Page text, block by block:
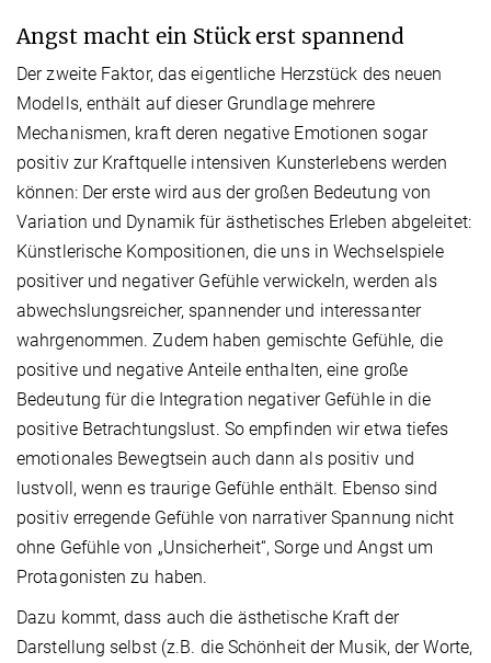
Angst macht ein Stück erst spannend
Der zweite Faktor, das eigentliche Herzstück des neuen
Modells, enthält auf dieser Grundlage mehrere
Mechanismen, kraft deren negative Emotionen sogar
positiv zur Kraftquelle intensiven Kunsterlebens werden
können: Der erste wird aus der großen Bedeutung von
Variation und Dynamik für ästhetisches Erleben abgeleitet:
Künstlerische Kompositionen, die uns in Wechselspiele
positiver und negativer Gefühle verwickeln, werden als
abwechslungsreicher, spannender und interessanter
wahrgenommen. Zudem haben gemischte Gefühle, die
positive und negative Anteile enthalten, eine große
Bedeutung für die Integration negativer Gefühle in die
positive Betrachtungslust. So empfinden wir etwa tiefes
emotionales Bewegtsein auch dann als positiv und
lustvoll, wenn es traurige Gefühle enthält. Ebenso sind
positiv erregende Gefühle von narrativer Spannung nicht
ohne Gefühle von „Unsicherheit“, Sorge und Angst um
Protagonisten zu haben.
Dazu kommt, dass auch die ästhetische Kraft der
Darstellung selbst (z.B. die Schönheit der Musik, der Worte,